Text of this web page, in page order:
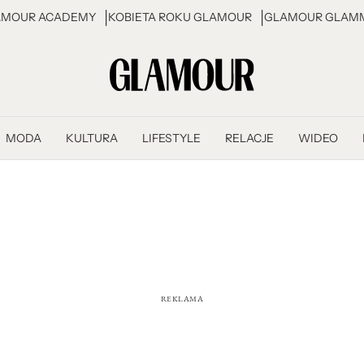
ACADEMY KOBIETA ROKU GLAMOUR GLAMOUR
MODA KULTURA LIFESTYLE RELACJE WIDEO